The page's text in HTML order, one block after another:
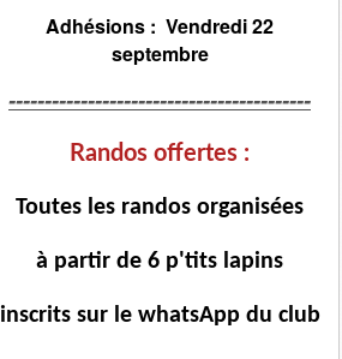
Adhésions : Vendredi 22
septembre
------------------------------------------
Randos offertes :
Toutes les randos organisées
à partir de 6 p'tits lapins
inscrits sur le whatsApp du club